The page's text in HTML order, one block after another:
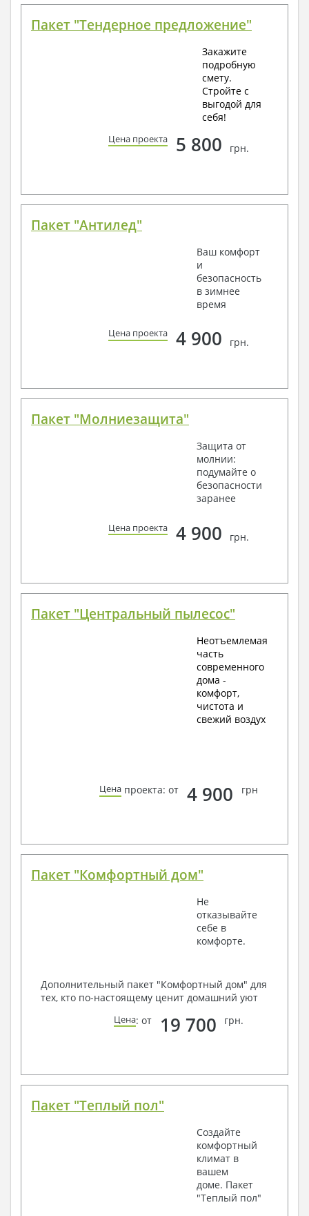
Пакет "Тендерное предложение"
Закажите
подробную
смету.
Стройте с
выгодой для
себя!
Цена проекта 5 800 грн.
Пакет "Антилед"
Ваш комфорт
и
безопасность
в зимнее
время
Цена проекта 4 900 грн.
Пакет "Молниезащита"
Защита от
молнии:
подумайте о
безопасности
заранее
Цена проекта 4 900 грн.
Пакет "Центральный пылесос"
Неотъемлемая
часть
современного
дома -
комфорт,
чистота и
свежий воздух
Цена проекта: от 4 900 грн
Пакет "Комфортный дом"
Не
отказывайте
себе в
комфорте.
Дополнительный пакет "Комфортный дом" для
тех, кто по-настоящему ценит домашний уют
Цена: от 19 700 грн.
Пакет "Теплый пол"
Создайте
комфортный
климат в
вашем
доме. Пакет
"Теплый пол"